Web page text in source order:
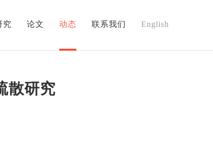
English
究 论文 动态 联系我们
散研究